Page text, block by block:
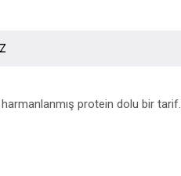
protein dolu bir tarif.